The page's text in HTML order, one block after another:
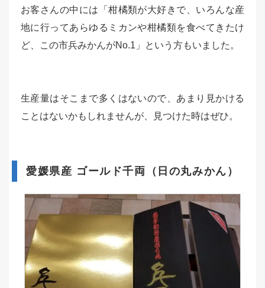
お客さんの中には「柑橘類が大好きで、いろんな産
地に行ってあらゆるミカンや柑橘類を食べてきたけ
ど、この市兵みかんがNo.1」という方もいました。
生産量はそこまで多くはないので、あまり見かける
ことはないかもしれませんが、見つけた時はぜひ。
愛媛県産 ゴールド千両（日の丸みかん）